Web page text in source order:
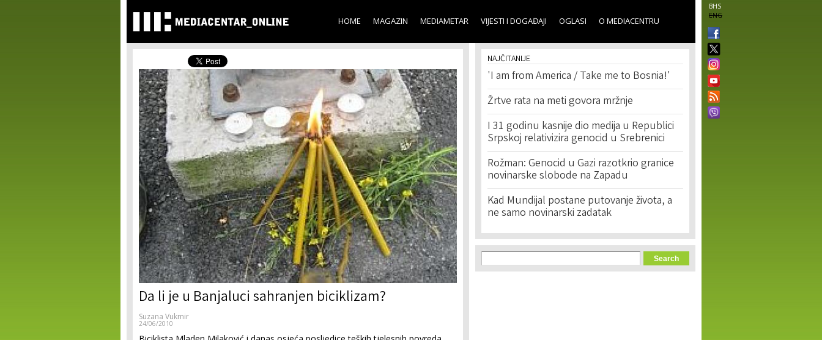
main
content
BHS
ENG
HOME MAGAZIN MEDIAMETAR VIJESTI I DOGAĐAJI OGLASI O MEDIACENTRU
Da li je u Banjaluci sahranjen biciklizam?
Suzana Vukmir
24/06/2010
NAJČITANIJE
'I am from America / Take me to Bosnia!'
Žrtve rata na meti govora mržnje
I 31 godinu kasnije dio medija u Republici
Srpskoj relativizira genocid u Srebrenici
Rožman: Genocid u Gazi razotkrio granice
novinarske slobode na Zapadu
Kad Mundijal postane putovanje života, a
ne samo novinarski zadatak
Search form
Search